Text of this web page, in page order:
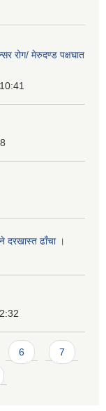
रोग/ मेरुदण्ड पक्षघात
दरखास्त ढाँचा ।
6 7